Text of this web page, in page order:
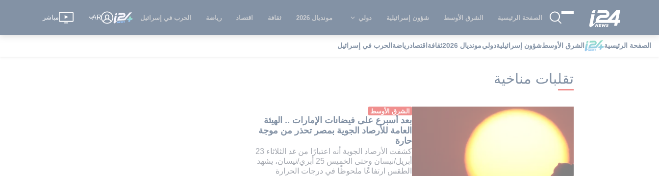
الصفحة الرئيسية الشرق الأوسط شؤون إسرائيلية دولي مونديال 2026 ثقافة اقتصاد رياضة الحرب في إسرائيل AR مباشر
الصفحة الرئيسية الشرق الأوسطشؤون إسرائيليةدوليمونديال 2026 ثقافة اقتصادرياضة الحرب في إسرائيل i24NEWS i24NEWS فهرس علامات تقلبات مناخية
تقلبات مناخية
الشرق الأوسط
بعد أسبرع على فيضانات الإمارات .. الهيئة
العامة للأرصاد الجوية بمصر تحذر من موجة
حارة
كشفت الأرصاد الجوية أنه اعتبارًا من غد الثلاثاء 23
أبريل/نيسان وحتى الخميس 25 أبري/نيسان، يشهد
الطقس ارتفاعًا ملحوظًا في درجات الحرارة